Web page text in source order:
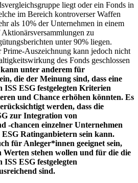
liegt oder ein Fonds in
im Bereich kontroverser Waffen
als 10% der Unternehmen in einem
zu
unter 90% liegen.
Auszeichnung kann jedoch nicht
des Fonds geschlossen
unter anderem für
die der Meinung sind, dass eine
ESG festgelegten Kriterien
und Chance erhöhen könnten. Es
werden, dass die
zur Integration von
-chancen einzelner Unternehmen
Ratinganbietern sein kann.
für Anleger*innen geeignet sein,
stehen wollen und für die die
ESG festgelegten
sind.